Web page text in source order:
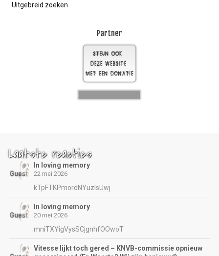
Uitgebreid zoeken
Partner
Laatste reacties
In loving memory
22 mei 2026
kTpFTKPmordNYuzIsUwj
In loving memory
20 mei 2026
mniTXYigVysSCjgnhfOOwoT
Vitesse lijkt toch gered – KNVB-commissie opnieuw